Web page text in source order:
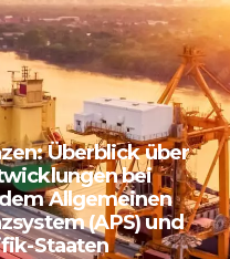
ENTWICKLUNGEN
DEM
(APS)
STAATEN
Überblick über
bei
Allgemeinen
(APS) und
Staaten